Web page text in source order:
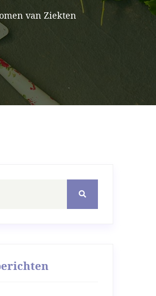
van Ziekten